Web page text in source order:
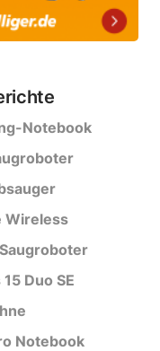
Notebook
Wireless
Duo SE
Notebook